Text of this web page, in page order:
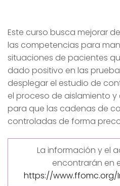
Este curso busca mejorar
las competencias para
situaciones de pacientes
dado positivo en las
desplegar el estudio de
el proceso de aislamiento
para que las cadenas de
controladas de forma
La información y el
encontrarán en
https://www.ffomc.org/